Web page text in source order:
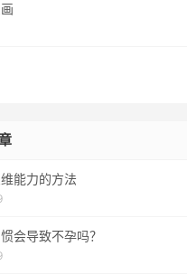
能力的方法
会导致不孕吗？